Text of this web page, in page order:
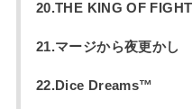
20.THE KING OF
21.マージから夜更かし
22.Dice Dreams™